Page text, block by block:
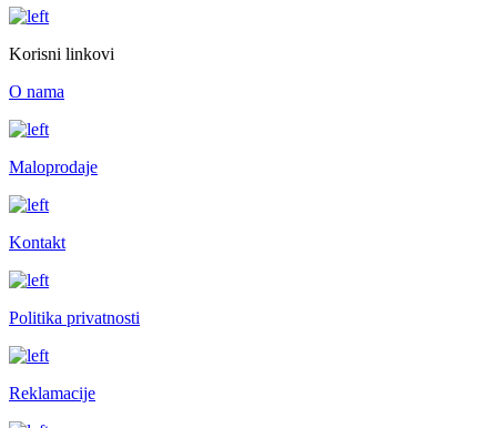
Korisni linkovi
O nama
Maloprodaje
Kontakt
Politika privatnosti
Reklamacije